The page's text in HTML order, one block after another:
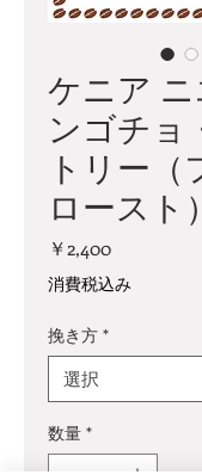
ケニア ニ
ンゴチョ
トリー（
ロースト）
￥2,400価
格
消費税込み
挽き方 *
数量 *